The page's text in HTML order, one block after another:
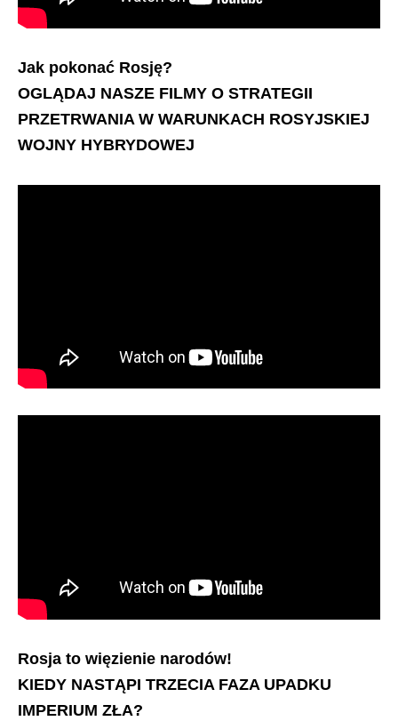
Jak pokonać Rosję?
OGLĄDAJ NASZE FILMY O STRATEGII
PRZETRWANIA W WARUNKACH ROSYJSKIEJ
WOJNY HYBRYDOWEJ
Rosja to więzienie narodów!
KIEDY NASTĄPI TRZECIA FAZA UPADKU
IMPERIUM ZŁA?